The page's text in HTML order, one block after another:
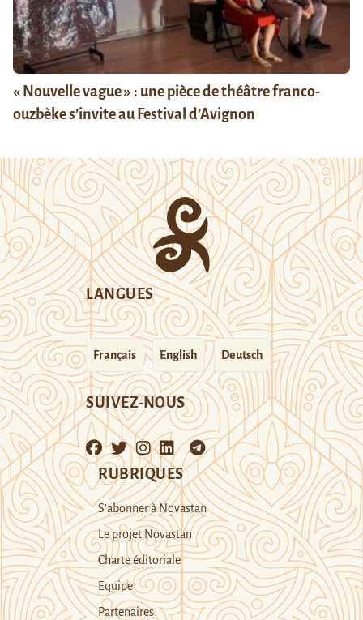
« Nouvelle vague » : une pièce de théâtre franco-
ouzbèke s’invite au Festival d’Avignon
LANGUES
Français English Deutsch
SUIVEZ-NOUS
RUBRIQUES
S’abonner à Novastan
Le projet Novastan
Charte éditoriale
Equipe
Partenaires